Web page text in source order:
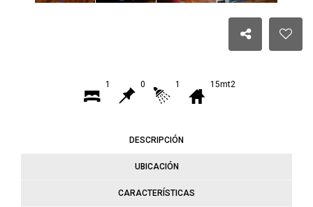
1 0 1 15mt2
DESCRIPCIÓN
UBICACIÓN
CARACTERÍSTICAS